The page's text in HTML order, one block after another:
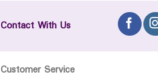
Contact With Us
Customer Service